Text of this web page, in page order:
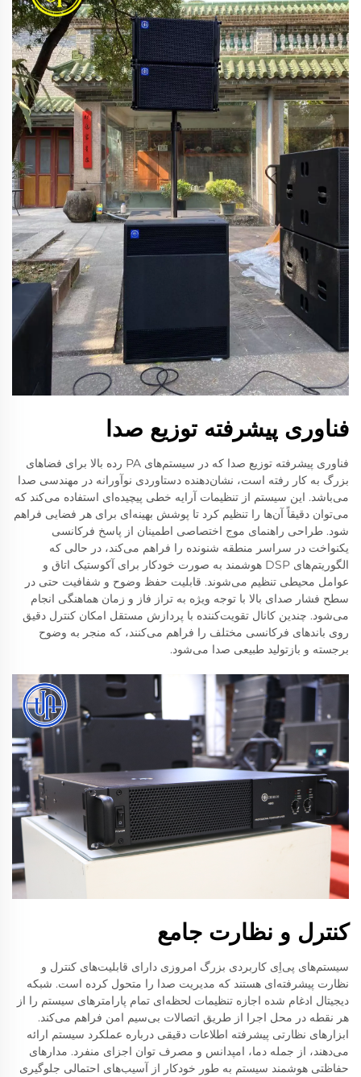
فناوری پیشرفته توزیع صدا
فناوری پیشرفته توزیع صدا که در سیستم‌های PA رده بالا برای فضاهای
بزرگ به کار رفته است، نشان‌دهنده دستاوردی نوآورانه در مهندسی صدا
می‌باشد. این سیستم از تنظیمات آرایه خطی پیچیده‌ای استفاده می‌کند که
می‌توان دقیقاً آن‌ها را تنظیم کرد تا پوشش بهینه‌ای برای هر فضایی فراهم
شود. طراحی راهنمای موج اختصاصی اطمینان از پاسخ فرکانسی
یکنواخت در سراسر منطقه شنونده را فراهم می‌کند، در حالی که
الگوریتم‌های DSP هوشمند به صورت خودکار برای آکوستیک اتاق و
عوامل محیطی تنظیم می‌شوند. قابلیت حفظ وضوح و شفافیت حتی در
سطح فشار صدای بالا با توجه ویژه به تراز فاز و زمان هماهنگی انجام
می‌شود. چندین کانال تقویت‌کننده با پردازش مستقل امکان کنترل دقیق
روی باندهای فرکانسی مختلف را فراهم می‌کنند، که منجر به وضوح
برجسته و بازتولید طبیعی صدا می‌شود.
کنترل و نظارت جامع
سیستم‌های پی‌اِی کاربردی بزرگ امروزی دارای قابلیت‌های کنترل و
نظارت پیشرفته‌ای هستند که مدیریت صدا را متحول کرده است. شبکه
دیجیتال ادغام شده اجازه تنظیمات لحظه‌ای تمام پارامترهای سیستم را از
هر نقطه در محل اجرا از طریق اتصالات بی‌سیم امن فراهم می‌کند.
ابزارهای نظارتی پیشرفته اطلاعات دقیقی درباره عملکرد سیستم ارائه
می‌دهند، از جمله دما، امپدانس و مصرف توان اجزای منفرد. مدارهای
حفاظتی هوشمند سیستم به طور خودکار از آسیب‌های احتمالی جلوگیری